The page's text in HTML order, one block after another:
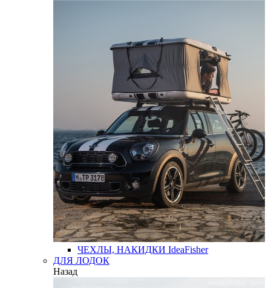
ЧЕХЛЫ, НАКИДКИ IdeaFisher
ДЛЯ ЛОДОК
Назад